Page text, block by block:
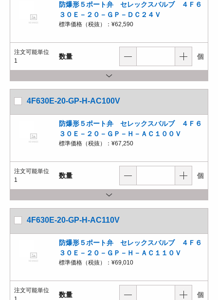
防爆形５ポート弁 セレックスバルブ ４Ｆ６
３０Ｅ－２０－ＧＰ－ＤＣ２４Ｖ
標準価格（税抜）： ¥62,590
注文可能単位
1
数量 個
4F630E-20-GP-H-AC100V
防爆形５ポート弁 セレックスバルブ ４Ｆ６
３０Ｅ－２０－ＧＰ－Ｈ－ＡＣ１００Ｖ
標準価格（税抜）： ¥67,250
注文可能単位
1
数量 個
4F630E-20-GP-H-AC110V
防爆形５ポート弁 セレックスバルブ ４Ｆ６
３０Ｅ－２０－ＧＰ－Ｈ－ＡＣ１１０Ｖ
標準価格（税抜）： ¥69,010
注文可能単位
数量 個